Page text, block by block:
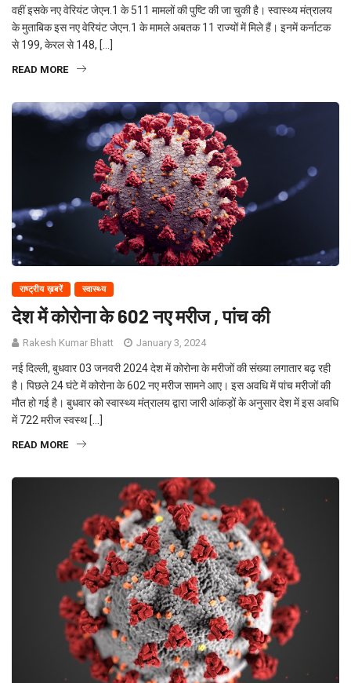
वहीं इसके नए वेरियंट जेएन.1 के 511 मामलों की पुष्टि की जा चुकी है। स्वास्थ्य मंत्रालय
के मुताबिक इस नए वेरियंट जेएन.1 के मामले अबतक 11 राज्यों में मिले हैं। इनमें कर्नाटक
से 199, केरल से 148, […]
READ MORE
राष्ट्रीय ख़बरें स्वास्थ्य
देश में कोरोना के 602 नए मरीज , पांच की
Rakesh Kumar Bhatt January 3, 2024
नई दिल्ली, बुधवार 03 जनवरी 2024 देश में कोरोना के मरीजों की संख्या लगातार बढ़ रही
है। पिछले 24 घंटे में कोरोना के 602 नए मरीज सामने आए। इस अवधि में पांच मरीजों की
मौत हो गई है। बुधवार को स्वास्थ्य मंत्रालय द्वारा जारी आंकड़ों के अनुसार देश में इस अवधि
में 722 मरीज स्वस्थ […]
READ MORE